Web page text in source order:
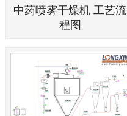
中药喷雾干燥机 工艺流
程图